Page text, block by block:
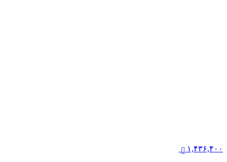
۱,۴۳۶,۴۰۰